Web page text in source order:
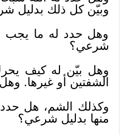
وبيّن كل ذلك بدليل
وهل حدد له ما يجب
شرعي؟
وهل بيّن له كيف
الشفتين أو غيرها.
وكذلك الشم، هل حدد
منها بدليل شرعي؟